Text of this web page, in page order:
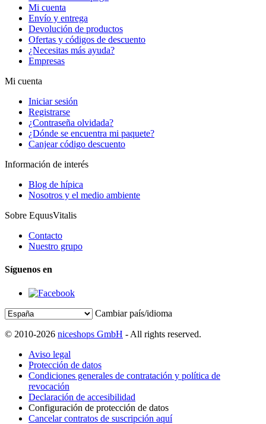
Mi cuenta
Envío y entrega
Devolución de productos
Ofertas y códigos de descuento
¿Necesitas más ayuda?
Empresas
Mi cuenta
Iniciar sesión
Registrarse
¿Contraseña olvidada?
¿Dónde se encuentra mi paquete?
Canjear código descuento
Información de interés
Blog de hípica
Nosotros y el medio ambiente
Sobre EquusVitalis
Contacto
Nuestro grupo
Síguenos en
Cambiar país/idioma
© 2010-2026 niceshops GmbH - All rights reserved.
Aviso legal
Protección de datos
Condiciones generales de contratación y política de
revocación
Declaración de accesibilidad
Configuración de protección de datos
Cancelar contratos de suscripción aquí